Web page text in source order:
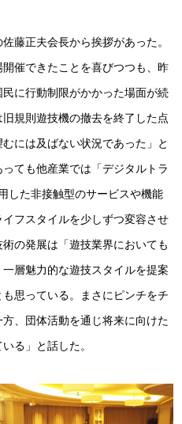
藤正夫会長から挨拶があった。
催できたことを喜びつつも、昨
に行動制限がかかった場面が続
規則遊技機の撤去を終了した点
には及ばない状況であった」と
ても他産業では「デジタルトラ
した非接触型のサービスや機能
フスタイルを少しずつ変容させ
の発展は「遊技業界においても
層魅力的な遊技スタイルを提案
思っている。まさにピンチをチ
、団体活動を通じ将来に向けた
る」と話した。